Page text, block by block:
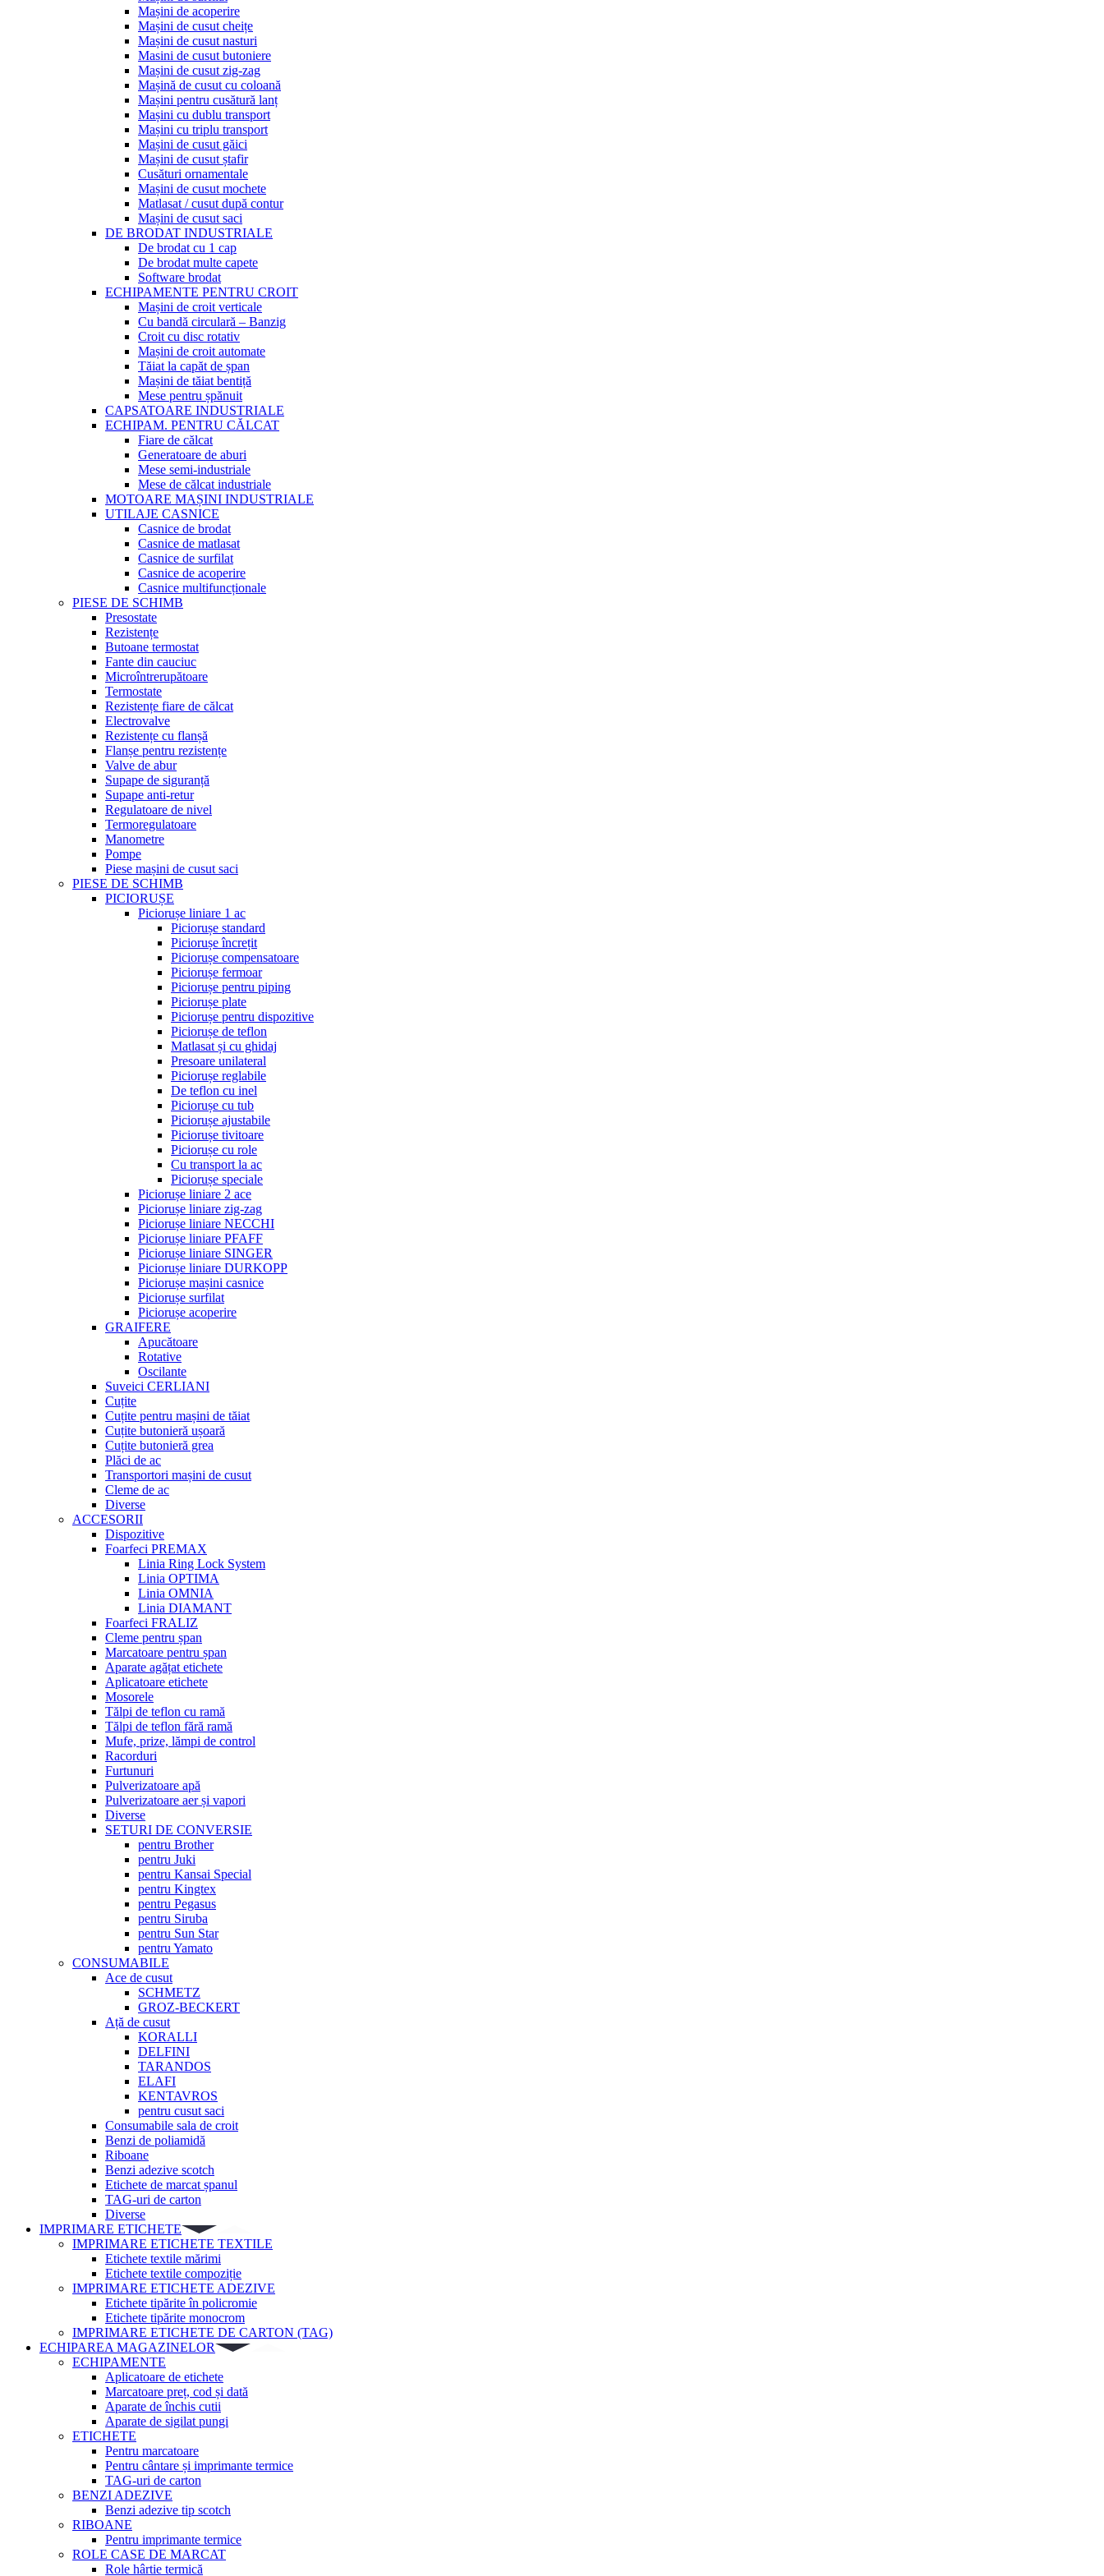
Mașini de acoperire
Mașini de cusut cheițe
Mașini de cusut nasturi
Masini de cusut butoniere
Mașini de cusut zig-zag
Mașină de cusut cu coloană
Mașini pentru cusătură lanț
Mașini cu dublu transport
Mașini cu triplu transport
Mașini de cusut găici
Mașini de cusut ștafir
Cusături ornamentale
Mașini de cusut mochete
Matlasat / cusut după contur
Mașini de cusut saci
DE BRODAT INDUSTRIALE
De brodat cu 1 cap
De brodat multe capete
Software brodat
ECHIPAMENTE PENTRU CROIT
Mașini de croit verticale
Cu bandă circulară – Banzig
Croit cu disc rotativ
Mașini de croit automate
Tăiat la capăt de șpan
Mașini de tăiat bentiță
Mese pentru șpănuit
CAPSATOARE INDUSTRIALE
ECHIPAM. PENTRU CĂLCAT
Fiare de călcat
Generatoare de aburi
Mese semi-industriale
Mese de călcat industriale
MOTOARE MAȘINI INDUSTRIALE
UTILAJE CASNICE
Casnice de brodat
Casnice de matlasat
Casnice de surfilat
Casnice de acoperire
Casnice multifuncționale
PIESE DE SCHIMB
Presostate
Rezistențe
Butoane termostat
Fante din cauciuc
Microîntrerupătoare
Termostate
Rezistențe fiare de călcat
Electrovalve
Rezistențe cu flanșă
Flanșe pentru rezistențe
Valve de abur
Supape de siguranță
Supape anti-retur
Regulatoare de nivel
Termoregulatoare
Manometre
Pompe
Piese mașini de cusut saci
PIESE DE SCHIMB
PICIORUȘE
Piciorușe liniare 1 ac
Piciorușe standard
Piciorușe încrețit
Piciorușe compensatoare
Piciorușe fermoar
Piciorușe pentru piping
Piciorușe plate
Piciorușe pentru dispozitive
Piciorușe de teflon
Matlasat și cu ghidaj
Presoare unilateral
Piciorușe reglabile
De teflon cu inel
Piciorușe cu tub
Piciorușe ajustabile
Piciorușe tivitoare
Piciorușe cu role
Cu transport la ac
Piciorușe speciale
Piciorușe liniare 2 ace
Piciorușe liniare zig-zag
Piciorușe liniare NECCHI
Piciorușe liniare PFAFF
Piciorușe liniare SINGER
Piciorușe liniare DURKOPP
Piciorușe mașini casnice
Piciorușe surfilat
Piciorușe acoperire
GRAIFERE
Apucătoare
Rotative
Oscilante
Suveici CERLIANI
Cuțite
Cuțite pentru mașini de tăiat
Cuțite butonieră ușoară
Cuțite butonieră grea
Plăci de ac
Transportori mașini de cusut
Cleme de ac
Diverse
ACCESORII
Dispozitive
Foarfeci PREMAX
Linia Ring Lock System
Linia OPTIMA
Linia OMNIA
Linia DIAMANT
Foarfeci FRALIZ
Cleme pentru șpan
Marcatoare pentru șpan
Aparate agățat etichete
Aplicatoare etichete
Mosorele
Tălpi de teflon cu ramă
Tălpi de teflon fără ramă
Mufe, prize, lămpi de control
Racorduri
Furtunuri
Pulverizatoare apă
Pulverizatoare aer și vapori
Diverse
SETURI DE CONVERSIE
pentru Brother
pentru Juki
pentru Kansai Special
pentru Kingtex
pentru Pegasus
pentru Siruba
pentru Sun Star
pentru Yamato
CONSUMABILE
Ace de cusut
SCHMETZ
GROZ-BECKERT
Ață de cusut
KORALLI
DELFINI
TARANDOS
ELAFI
KENTAVROS
pentru cusut saci
Consumabile sala de croit
Benzi de poliamidă
Riboane
Benzi adezive scotch
Etichete de marcat șpanul
TAG-uri de carton
Diverse
IMPRIMARE ETICHETE
IMPRIMARE ETICHETE TEXTILE
Etichete textile mărimi
Etichete textile compoziție
IMPRIMARE ETICHETE ADEZIVE
Etichete tipărite în policromie
Etichete tipărite monocrom
IMPRIMARE ETICHETE DE CARTON (TAG)
ECHIPAREA MAGAZINELOR
ECHIPAMENTE
Aplicatoare de etichete
Marcatoare preț, cod și dată
Aparate de închis cutii
Aparate de sigilat pungi
ETICHETE
Pentru marcatoare
Pentru cântare și imprimante termice
TAG-uri de carton
BENZI ADEZIVE
Benzi adezive tip scotch
RIBOANE
Pentru imprimante termice
ROLE CASE DE MARCAT
Role hârtie termică